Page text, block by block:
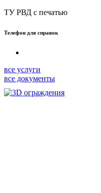
ТУ РВД с печатью
Телефон для справок
все услуги
все документы